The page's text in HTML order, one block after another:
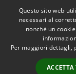
RSS
Accessibilità
Questo sito web
necessari al
nonché un
Per maggiori dettagli,
ACCETTA